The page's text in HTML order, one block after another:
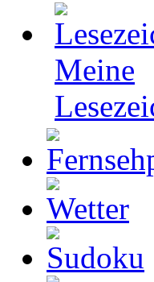
Meine